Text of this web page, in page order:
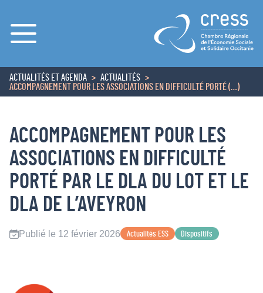
Menu
ACCUEIL
ACTUALITÉS ET AGENDA
ACTUALITÉS
ACCOMPAGNEMENT POUR LES ASSOCIATIONS EN DIFFICULTÉ PORTÉ (…)
ACCOMPAGNEMENT POUR LES
ASSOCIATIONS EN DIFFICULTÉ
PORTÉ PAR LE DLA DU LOT ET LE
DLA DE L’AVEYRON
Publié le 12 février 2026 Actualités ESS Dispositifs